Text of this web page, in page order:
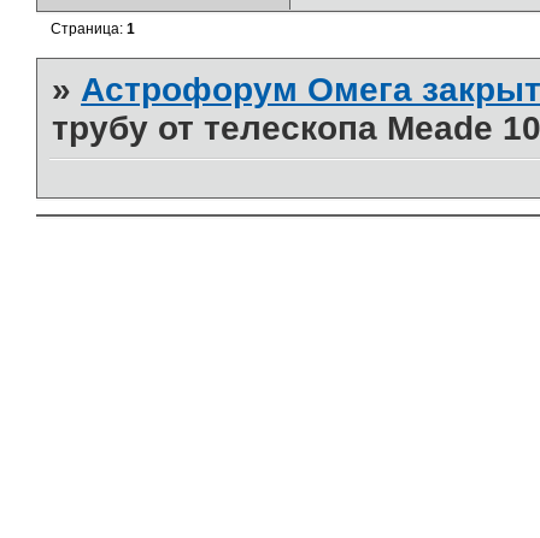
Страница:1
» Астрофорум Омега
трубу от телескопа Meade